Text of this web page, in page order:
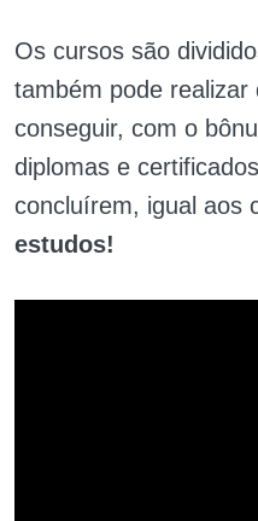
Os cursos são
também pode
conseguir, com o
diplomas e
concluírem, igual aos
estudos!